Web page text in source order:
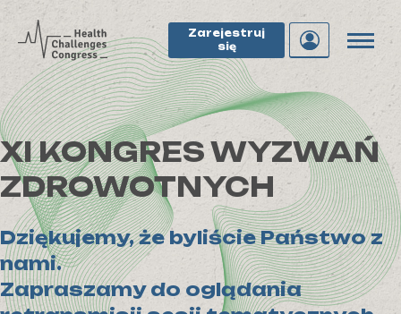
Zarejestruj
się
XI KONGRES WYZWAŃ
ZDROWOTNYCH
Dziękujemy, że byliście Państwo z
nami.
Zapraszamy do oglądania